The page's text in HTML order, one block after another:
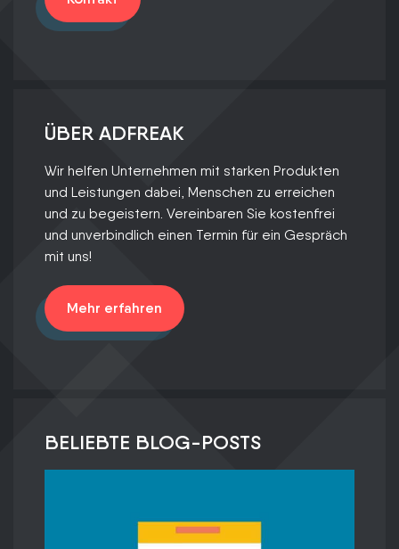
ÜBER ADFREAK
Wir helfen Unternehmen mit starken Produkten
und Leistungen dabei, Menschen zu erreichen
und zu begeistern. Vereinbaren Sie kostenfrei
und unverbindlich einen Termin für ein Gespräch
mit uns!
Mehr erfahren
BELIEBTE BLOG-POSTS